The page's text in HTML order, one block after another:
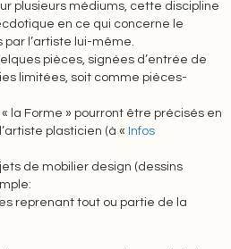
plusieurs médiums, cette discipline
en ce qui concerne le
l’artiste lui-même.
pièces, signées d’entrée de
limitées, soit comme pièces-
la Forme » pourront être précisés en
plasticien (à « Infos
de mobilier design (dessins
reprenant tout ou partie de la